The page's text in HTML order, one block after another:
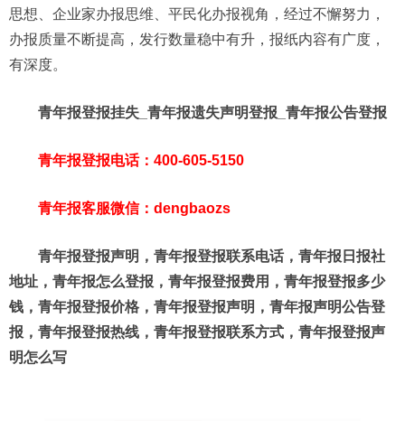
思想、企业家办报思维、平民化办报视角，经过不懈努力，
办报质量不断提高，发行数量稳中有升，报纸内容有广度，
有深度。
青年报登报挂失_青年报遗失声明登报_青年报公告登报
青年报登报电话：400-605-5150
青年报客服微信：dengbaozs
青年报登报声明，青年报登报联系电话，青年报日报社
地址，青年报怎么登报，青年报登报费用，青年报登报多少
钱，青年报登报价格，青年报登报声明，青年报声明公告登
报，青年报登报热线，青年报登报联系方式，青年报登报声
明怎么写